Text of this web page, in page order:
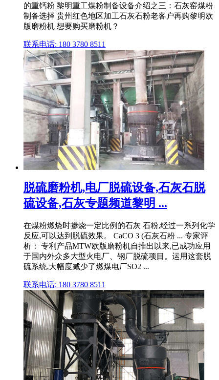
的重钙粉 黎明重工煤粉制备设备介绍之三：石灰窑煤粉
制备选择 贵州红色地区加工石灰石粉老客户再购黎明欧
版磨粉机 想要购买磨粉机？
联系电话: 180 3780 8511
脱硫磨粉机,电厂脱硫设备,石灰石脱
硫设备,石灰专题频道黎明 ...
在煤粉燃烧时掺烧一定比例的石灰 石粉,经过一系列化学
反应,可以达到脱硫效果。 CaCO 3 (石灰石粉 ... 专家评
析： 专利产品MTW欧版磨粉机自推出以来,已成功应用
于国内外众多大型火电厂、钢厂脱硫项目。运用这套脱
硫系统,大幅度减少了燃煤电厂SO2 ...
联系电话: 180 3780 8511